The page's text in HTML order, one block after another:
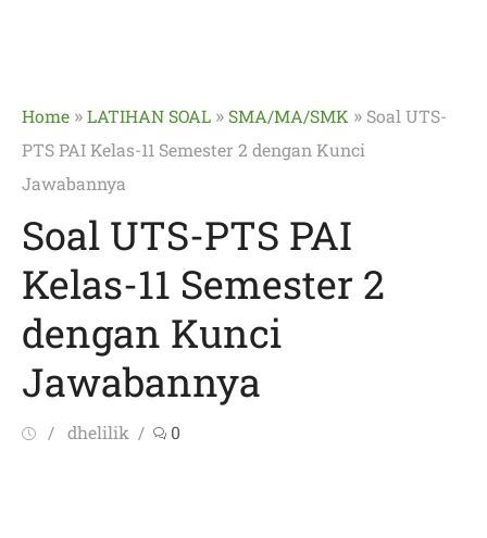
Home »LATIHAN SOAL » SMA/MA/SMK » Soal UTS-
PTS PAI Kelas-11 Semester 2 dengan Kunci
Jawabannya
Soal UTS-PTS PAI
Kelas-11 Semester 2
dengan Kunci
Jawabannya
PostedAuthor
dhelilik 0